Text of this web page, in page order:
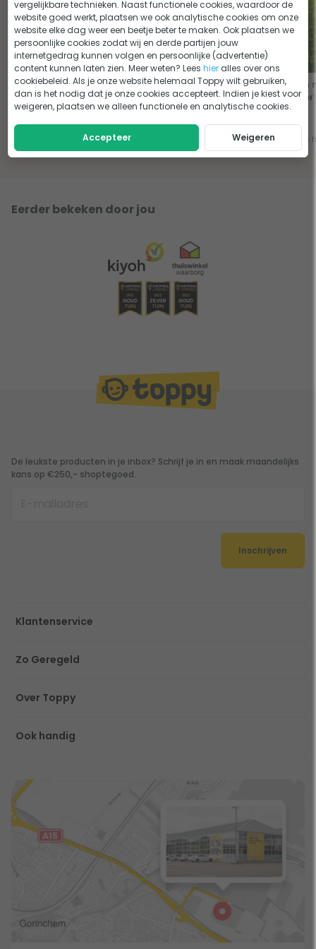
De beste grasmaaier voor
jouw gazon
6 tips voor het gras maaien
van je gazon
voor
Eerder bekeken door jou
De leukste producten in je inbox? Schrijf je in en maak maandelijks
kans op €250,- shoptegoed.
Inschrijven
Klantenservice
Zo Geregeld
Over Toppy
Ook handig
vergelijkbare technieken. Naast functionele cookies, waardoor de
website goed werkt, plaatsen we ook analytische cookies om onze
website elke dag weer een beetje beter te maken. Ook plaatsen we
persoonlijke cookies zodat wij en derde partijen jouw
internetgedrag kunnen volgen en persoonlijke (advertentie)
content kunnen laten zien. Meer weten? Leeshier alles over ons
cookiebeleid. Als je onze website helemaal Toppy wilt gebruiken,
dan is het nodig dat je onze cookies accepteert. Indien je kiest voor
weigeren, plaatsen we alleen functionele en analytische cookies.
Accepteer Weigeren